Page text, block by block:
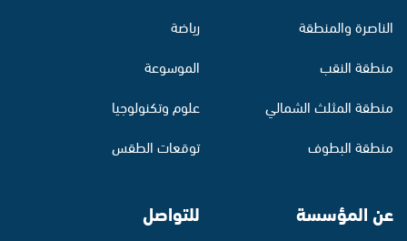
الناصرة والمنطقة
منطقة النقب
منطقة المثلث الشمالي
منطقة البطوف
رياضة
الموسوعة
علوم وتكنولوجيا
توقعات الطقس
عن المؤسسة للتواصل